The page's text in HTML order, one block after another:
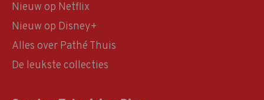
Nieuw op Netflix
Nieuw op Disney+
Alles over Pathé Thuis
De leukste collecties